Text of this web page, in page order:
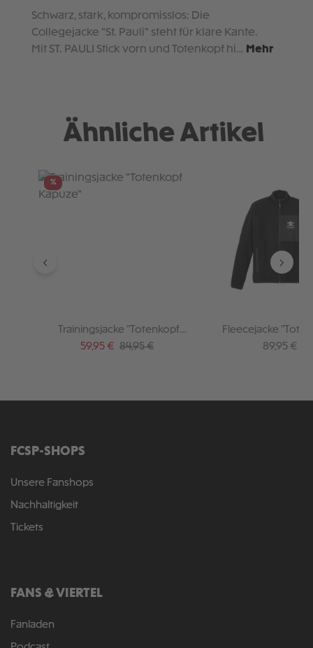
Schwarz, stark, kompromisslos: Die
Collegejacke "St. Pauli" steht für klare Kante.
Mit ST. PAULI Stick vorn und Totenkopf hi… Mehr
Ähnliche Artikel
Produktgalerie überspringen
%
Trainingsjacke "Totenkopf
Kapuze"
Verkaufspreis:
59,95 € Regulärer Preis:
84,95 €
Fleecejacke
Regulärer
89,95 €
FCSP-SHOPS
Unsere Fanshops
Nachhaltigkeit
Tickets
FANS & VIERTEL
Fanladen